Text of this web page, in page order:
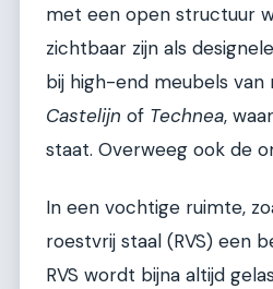
met een open structuur
zichtbaar zijn als
bij high-end meubels van
Castelijn of Technea,
staat. Overweeg ook de
In een vochtige ruimte,
roestvrij staal (RVS) een
RVS wordt bijna altijd